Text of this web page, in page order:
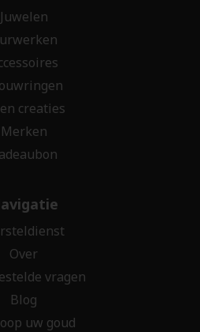
Juwelen
creaties
Merken
Over
vragen
Blog
uw goud